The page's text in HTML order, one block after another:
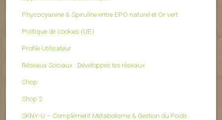
Phycocyanine & Spiruline entre EPO naturel et Or vert
Politique de cookies (UE)
Profile Utilisateur
Réseaux Sociaux : Développes tes réseaux
Shop
Shop 2
SKNY-U – Complément Métabolisme & Gestion du Poids